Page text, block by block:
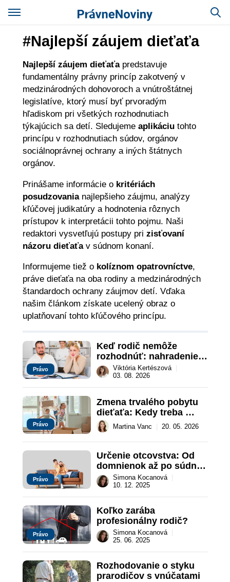
#Najlepší záujem dieťaťa
Najlepší záujem dieťaťapredstavuje
fundamentálny právny princíp zakotvený v
medzinárodných dohovoroch a vnútroštátnej
legislatíve, ktorý musí byť prvoradým
hľadiskom pri všetkých rozhodnutiach
týkajúcich sa detí. Sledujeme aplikáciutohto
princípu v rozhodnutiach súdov, orgánov
sociálnoprávnej ochrany a iných štátnych
orgánov.
Prinášame informácie o kritériách
posudzovanianajlepšieho záujmu, analýzy
kľúčovej judikatúry a hodnotenia rôznych
prístupov k interpretácii tohto pojmu. Naši
redaktori vysvetľujú postupy pri zisťovaní
názoru dieťaťav súdnom konaní.
Informujeme tiež o kolíznom opatrovníctve,
práve dieťaťa na oba rodiny a medzinárodných
štandardoch ochrany záujmov detí. Vďaka
našim článkom získate ucelený obraz o
uplatňovaní tohto kľúčového princípu.
Právo
Keď rodič nemôže
rozhodnúť: nahradenie
prejavu vôle súdom v
záujme dieťaťa
Viktória Kertészová
03. 08. 2026
Právo
Zmena trvalého pobytu
dieťaťa: Kedy treba
súhlas druhého rodiča?
Martina Vanc 20. 05. 2026
Právo
Určenie otcovstva: Od
domnienok až po súdne
rozhodnutie
Simona Kocanová
10. 12. 2025
Právo
Koľko zarába
profesionálny rodič?
Simona Kocanová
25. 06. 2025
Rozhodovanie o styku
prarodičov s vnúčatami